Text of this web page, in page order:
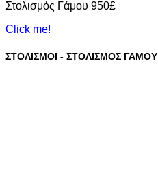
Στολισμός Γάμου 950£
Click me!
ΣΤΟΛΙΣΜΟΙ - ΣΤΟΛΙΣΜΟΣ ΓΑΜΟΥ